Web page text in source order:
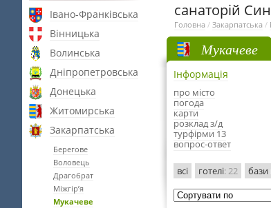
Івано-Франківська
Вінницька
Волинська
Дніпропетровська
Донецька
Житомирська
Закарпатська
Берегове
Воловець
Драгобрат
Міжгір’я
Мукачеве
санаторій
Головна / Закарпатська /
Мукачеве
Інформація
про місто
погода
карти
розклад з/д
турфірми 13
вопрос-ответ
всі готелі: 22 бази